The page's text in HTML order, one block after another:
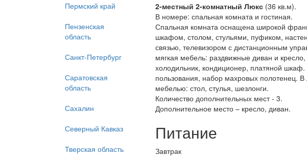
Пермский край
Пензенская
область
Санкт-Петербург
Саратовская
область
Сахалин
Северный Кавказ
Тверская область
2-местный 2-комнатный Люкс(36 кв.м).
В номере: спальная комната и гостиная.
Спальная комната оснащена широкой
шкафом, столом, стульями, пуфиком,
связью, телевизором с дистанционным
мягкая мебель: раздвижные диван и
холодильник, кондиционер, платяной
пользования, набор махровых полотенец.
мебелью: стол, стулья, шезлонги.
Количество дополнительных мест - 3.
Дополнительное место – кресло, диван.
Питание
Завтрак